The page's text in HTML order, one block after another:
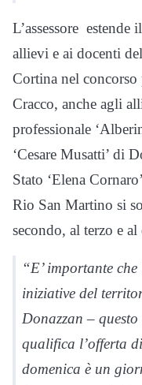
L’assessore
allievi e ai docenti
Cortina nel concorso
Cracco, anche agli
professionale
‘Cesare Musatti’ di
Stato ‘Elena
Rio San Martino si
secondo, al terzo e
“E’ importante
iniziative del
Donazzan –
qualifica l’offerta
domenica è un